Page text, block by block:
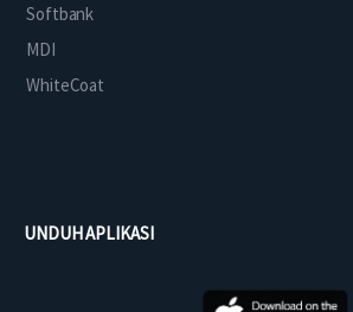
Softbank
MDI
WhiteCoat
UNDUH APLIKASI